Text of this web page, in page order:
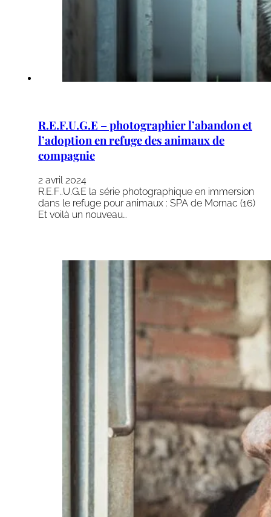
R.E.F.U.G.E – photographier l’abandon et
l’adoption en refuge des animaux de
compagnie
2 avril 2024
R.E.F..U.G.E la série photographique en immersion
dans le refuge pour animaux : SPA de Mornac (16)
Et voilà un nouveau…